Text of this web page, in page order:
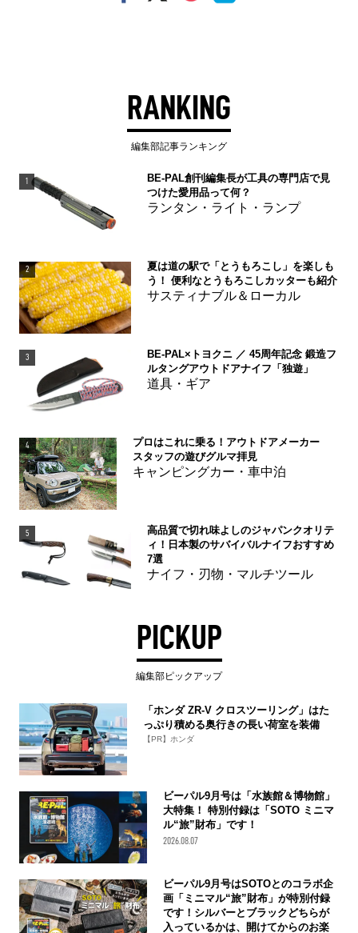
RANKING
編集部記事ランキング
1
BE-PAL創刊編集長が工具の専門店で見
つけた愛用品って何？
ランタン・ライト・ランプ
2
夏は道の駅で「とうもろこし」を楽しも
う！ 便利なとうもろこしカッターも紹介
サスティナブル＆ローカル
3
BE-PAL×トヨクニ ／ 45周年記念 鍛造フ
ルタングアウトドアナイフ「独遊」
道具・ギア
4
プロはこれに乗る！アウトドアメーカー
スタッフの遊びグルマ拝見
キャンピングカー・車中泊
5
高品質で切れ味よしのジャパンクオリテ
ィ！日本製のサバイバルナイフおすすめ
7選
ナイフ・刃物・マルチツール
PICKUP
編集部ピックアップ
「ホンダ ZR-V クロスツーリング」はた
っぷり積める奥行きの長い荷室を装備
【PR】ホンダ
ビーパル9月号は「水族館＆博物館」
大特集！ 特別付録は「SOTO ミニマ
ル“旅”財布」です！
2026.08.07
ビーパル9月号はSOTOとのコラボ企
画「ミニマル“旅”財布」が特別付録
です！シルバーとブラックどちらが
入っているかは、開けてからのお楽